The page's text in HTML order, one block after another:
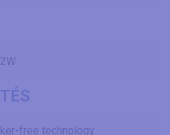
free technology